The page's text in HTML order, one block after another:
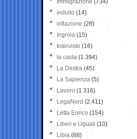
Immigrazione (734)
indulto (14)
inflazione (26)
Ingroia (15)
Interviste (16)
la casta (1.394)
La Destra (45)
La Sapienza (5)
Lavoro (1.316)
LegaNord (2.411)
Letta Enrico (154)
Liberi e Uguali (10)
Libia (68)